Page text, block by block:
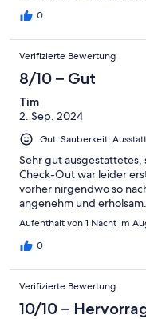
0
Verifizierte Bewertung
8/10 – Gut
Tim
2. Sep. 2024
Gut: Sauberkeit,
Sehr gut ausgestattetes,
Check-Out war leider
vorher nirgendwo so
angenehm und erholsam.
Aufenthalt von 1 Nacht im
0
Verifizierte Bewertung
10/10 –